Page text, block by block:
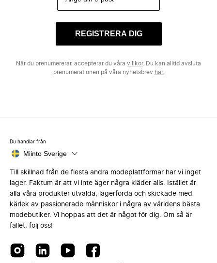
REGISTRERA DIG
När du prenumererar, accepterar du våra villkor. Du kan alltid avsluta
prenumerationen på våra nyhetsbrev här.
Du handlar från
Miinto Sverige
Till skillnad från de flesta andra modeplattformar har vi inget
lager. Faktum är att vi inte äger några kläder alls. Istället är
alla våra produkter utvalda, lagerförda och skickade med
kärlek av passionerade människor i några av världens bästa
modebutiker. Vi hoppas att det är något för dig. Om så är
fallet, följ oss!